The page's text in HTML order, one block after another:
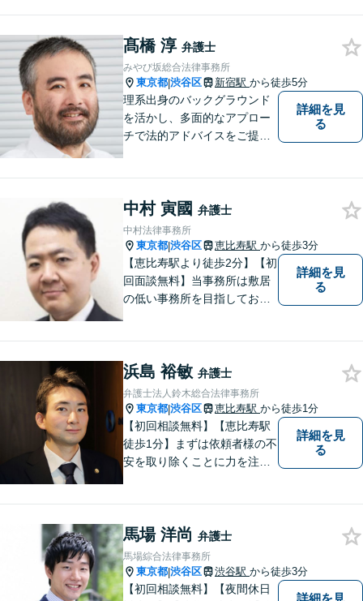
業法務・借金・刑事事件・労
働トラブル・離婚問題などお
悩みのことはぜひご相談下さ
い。
髙橋 淳 弁護士
みやび坂総合法律事務所
東京都|渋谷区 新宿駅 から徒歩5分
理系出身のバックグラウンド
を活かし、多面的なアプロー
チで法的アドバイスをご提供
詳細を見
る
中村 寅國 弁護士
中村法律事務所
東京都|渋谷区 恵比寿駅 から徒歩3分
【恵比寿駅より徒歩2分】【初
回面談無料】当事務所は敷居
の低い事務所を目指しており
【当日／夜間／休日対応可
能】一人で悩まず一緒に問題
を解決しましょう。お気軽に
ご相談下さい。
詳細を見
る
浜島 裕敏 弁護士
弁護士法人鈴木総合法律事務所
東京都|渋谷区 恵比寿駅 から徒歩1分
【初回相談無料】【恵比寿駅
徒歩1分】まずは依頼者様の不
安を取り除くことに力を注い
事件・労働トラブル・離婚問
題などお悩みのことはぜひご
相談ください。
詳細を見
る
馬場 洋尚 弁護士
馬場綜合法律事務所
東京都|渋谷区 渋谷駅 から徒歩3分
【初回相談無料】【夜間休日
詳細を見